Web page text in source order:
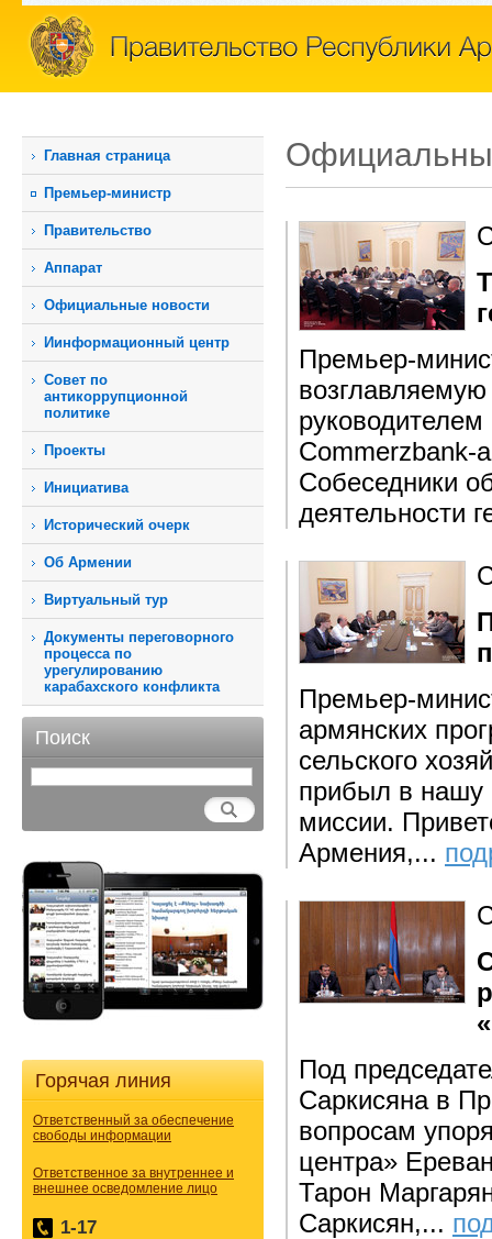
Главная страница
Премьер-министр
Правительство
Аппарат
Официальные новости
Иинформационный центр
Совет по
антикоррупционной
политике
Проекты
Инициатива
Исторический очерк
Об Армении
Виртуальный тур
Документы переговорного
процесса по
урегулированию
карабахского конфликта
Поиск
Горячая линия
Ответственный за обеспечение
свободы информации
Ответственное за внутреннее и
внешнее осведомление лицо
1-17
Премьер-
Commerzbank-
Собеседники
деятельности
Премьер-
армянских
сельского
прибыл в нашу
миссии.
Армения,...
Под
Саркисяна в
вопросам
центра»
Тарон
Саркисян,...